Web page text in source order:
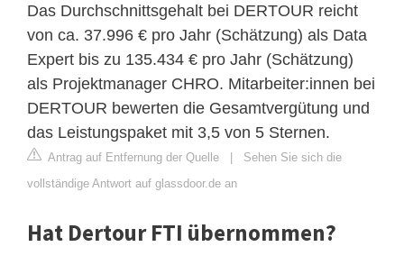
Das Durchschnittsgehalt bei DERTOUR reicht
von ca. 37.996 € pro Jahr (Schätzung) als Data
Expert bis zu 135.434 € pro Jahr (Schätzung)
als Projektmanager CHRO. Mitarbeiter:innen bei
DERTOUR bewerten die Gesamtvergütung und
das Leistungspaket mit 3,5 von 5 Sternen.
Antrag auf Entfernung der Quelle | Sehen Sie sich die
vollständige Antwort auf glassdoor.de an
Hat Dertour FTI übernommen?